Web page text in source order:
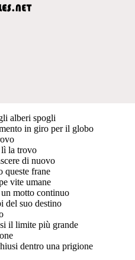
alberi spogli
in giro per il globo
lì la trovo
di nuovo
queste frane
vite umane
un motto continuo
del suo destino
il limite più grande
dentro una prigione